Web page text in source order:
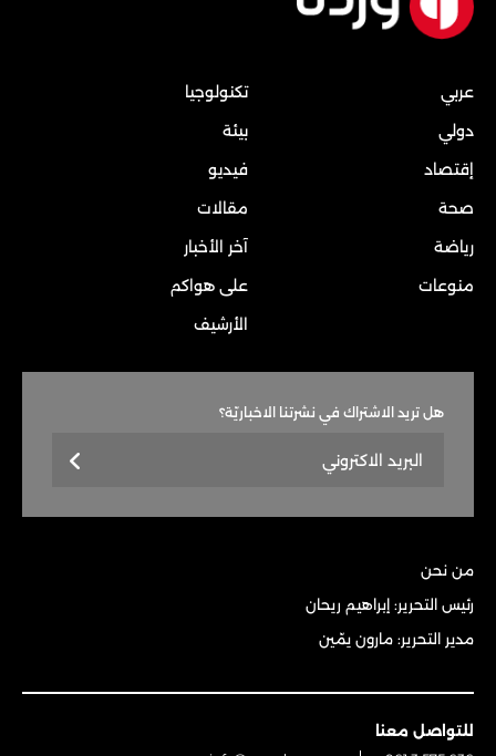
عربي
دولي
إقتصاد
صحة
رياضة
منوعات
تكنولوجيا
بيئة
فيديو
مقالات
آخر الأخبار
على هواكم
الأرشيف
هل تريد الاشتراك في نشرتنا الاخباريّة؟
من نحن
رئيس التحرير: إبراهيم ريحان
مدير التحرير: مارون يمّين
للتواصل معنا